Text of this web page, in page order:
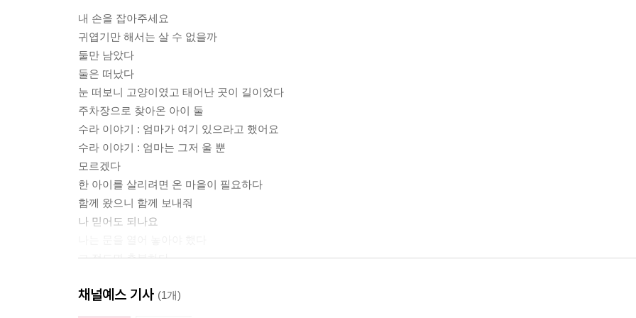
내 손을 잡아주세요
귀엽기만 해서는 살 수 없을까
둘만 남았다
둘은 떠났다
눈 떠보니 고양이였고 태어난 곳이 길이었다
주차장으로 찾아온 아이 둘
수라 이야기 : 엄마가 여기 있으라고 했어요
수라 이야기 : 엄마는 그저 울 뿐
모르겠다
한 아이를 살리려면 온 마을이 필요하다
함께 왔으니 함께 보내줘
나 믿어도 되나요
그 정도면 충분하다
뭉툭이 이야기 : 살아야 하니 떠난다
채널예스 기사 (1개)